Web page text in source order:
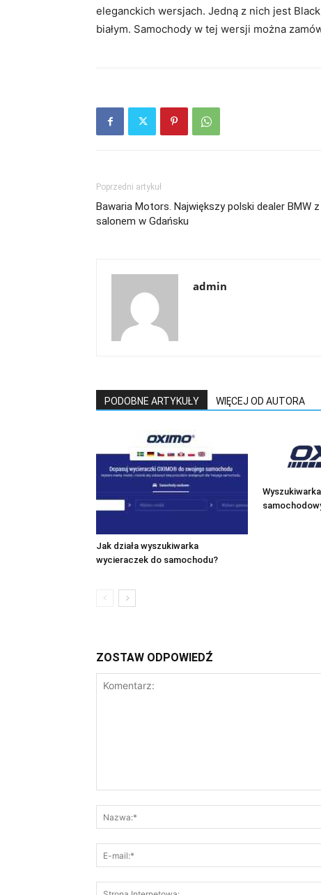
eleganckich wersjach. Jedną z nich jest
białym. Samochody w tej wersji można
Poprzedni artykuł
Bawaria Motors. Największy polski dealer BMW z
salonem w Gdańsku
admin
PODOBNE ARTYKUŁY WIĘCEJ OD AUTORA
Jak działa wyszukiwarka
wycieraczek do samochodu?
ZOSTAW ODPOWIEDŹ